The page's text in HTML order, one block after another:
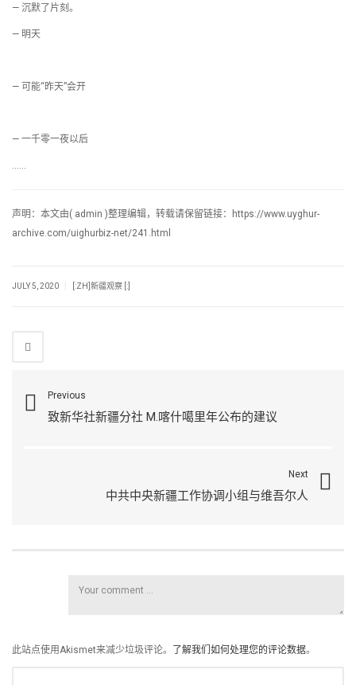
— 沉默了片刻。
— 明天
— 可能“昨天”会开
— 一千零一夜以后
……
声明：本文由( admin )整理编辑，转载请保留链接：https://www.uyghur-
archive.com/uighurbiz-net/241.html
JULY 5, 2020 [:ZH]新疆观察 [:]
Previous
致新华社新疆分社 M.喀什噶里年公布的建议
Next
中共中央新疆工作协调小组与维吾尔人
此站点使用Akismet来减少垃圾评论。 了解我们如何处理您的评论数据。